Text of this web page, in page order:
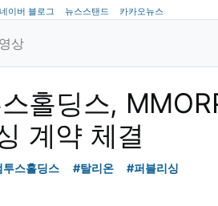
네이버 블로그 뉴스스탠드 카카오뉴스
상
홀딩스,
계약 체결
투스홀딩스 #탈리온 #퍼블리싱